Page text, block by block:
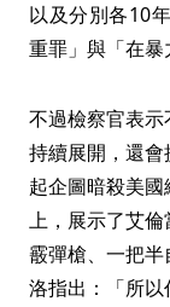
以及分別各10
重罪」與「在暴
不過檢察官表
持續展開，還
起企圖暗殺美
上，展示了艾
霰彈槍、一把
洛指出：「所